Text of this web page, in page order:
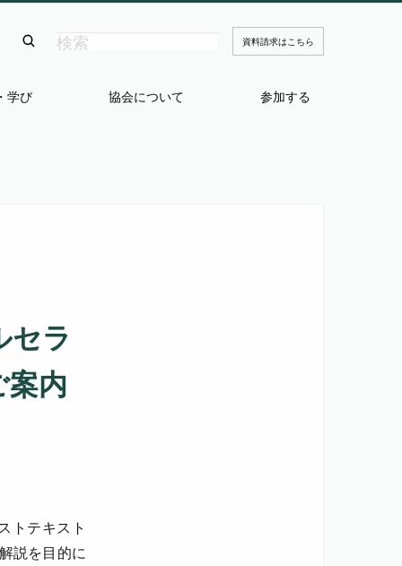
資料請求はこちら
学び 協会について 参加する
セラ
内
トテキスト
説を目的に